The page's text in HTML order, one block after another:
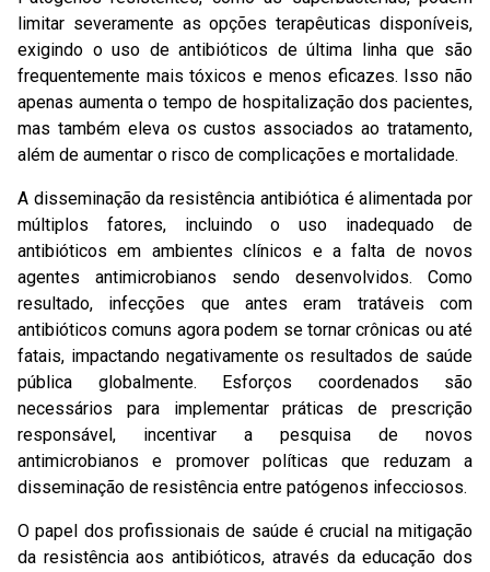
limitar severamente as opções terapêuticas disponíveis,
exigindo o uso de antibióticos de última linha que são
frequentemente mais tóxicos e menos eficazes. Isso não
apenas aumenta o tempo de hospitalização dos pacientes,
mas também eleva os custos associados ao tratamento,
além de aumentar o risco de complicações e mortalidade.
A disseminação da resistência antibiótica é alimentada por
múltiplos fatores, incluindo o uso inadequado de
antibióticos em ambientes clínicos e a falta de novos
agentes antimicrobianos sendo desenvolvidos. Como
resultado, infecções que antes eram tratáveis com
antibióticos comuns agora podem se tornar crônicas ou até
fatais, impactando negativamente os resultados de saúde
pública globalmente. Esforços coordenados são
necessários para implementar práticas de prescrição
responsável, incentivar a pesquisa de novos
antimicrobianos e promover políticas que reduzam a
disseminação de resistência entre patógenos infecciosos.
O papel dos profissionais de saúde é crucial na mitigação
da resistência aos antibióticos, através da educação dos